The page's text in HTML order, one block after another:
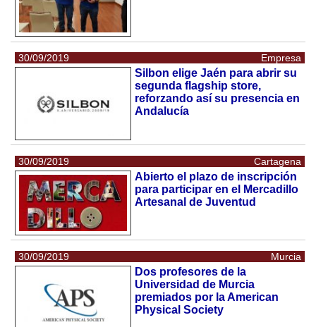
30/09/2019 Empresa
Silbon elige Jaén para abrir su
segunda flagship store,
reforzando así su presencia en
Andalucía
30/09/2019 Cartagena
Abierto el plazo de inscripción
para participar en el Mercadillo
Artesanal de Juventud
30/09/2019 Murcia
Dos profesores de la
Universidad de Murcia
premiados por la American
Physical Society